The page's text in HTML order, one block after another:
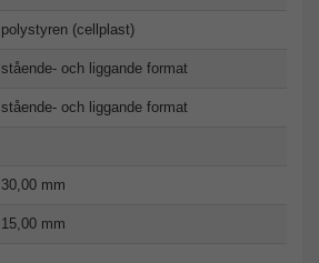
polystyren (cellplast)
stående- och liggande format
stående- och liggande format
30,00 mm
15,00 mm